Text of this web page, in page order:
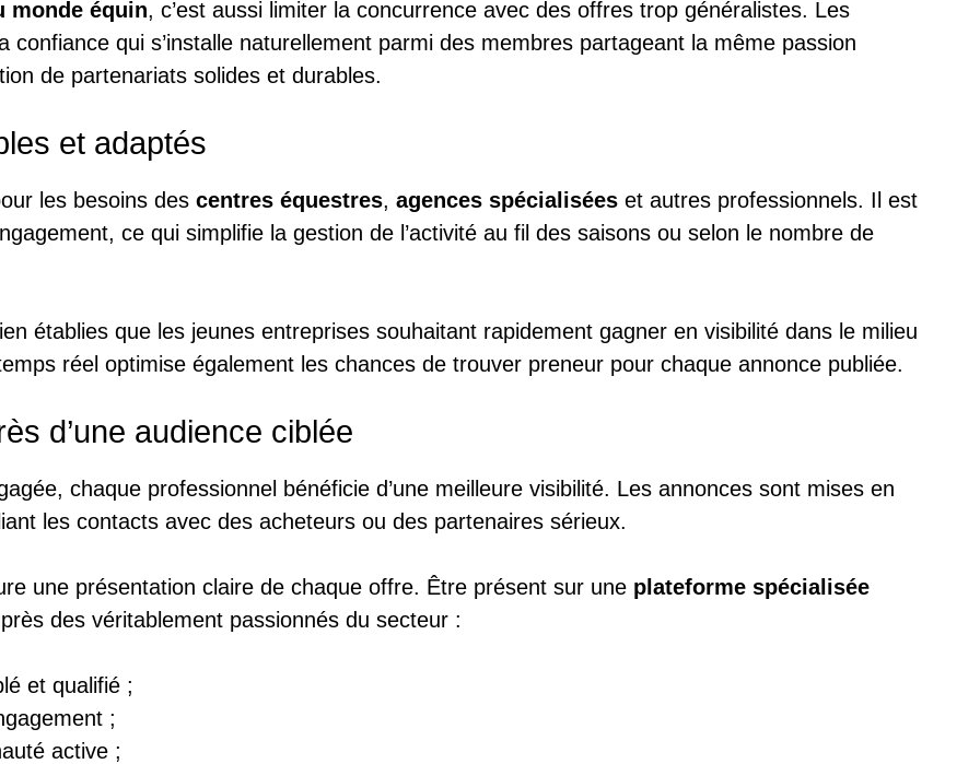
monde équin, c’est aussi limiter la concurrence avec des offres trop généralistes. Les
qui s’installe naturellement parmi des membres partageant la même passion
de partenariats solides et durables.
et adaptés
les besoins des centres équestres, agences spécialisées et autres professionnels. Il est
ce qui simplifie la gestion de l’activité au fil des saisons ou selon le nombre de
établies que les jeunes entreprises souhaitant rapidement gagner en visibilité dans le milieu
réel optimise également les chances de trouver preneur pour chaque annonce publiée.
d’une audience ciblée
chaque professionnel bénéficie d’une meilleure visibilité. Les annonces sont mises en
les contacts avec des acheteurs ou des partenaires sérieux.
une présentation claire de chaque offre. Être présent sur une plateforme spécialisée
des véritablement passionnés du secteur :
et qualifié ;
;
active ;